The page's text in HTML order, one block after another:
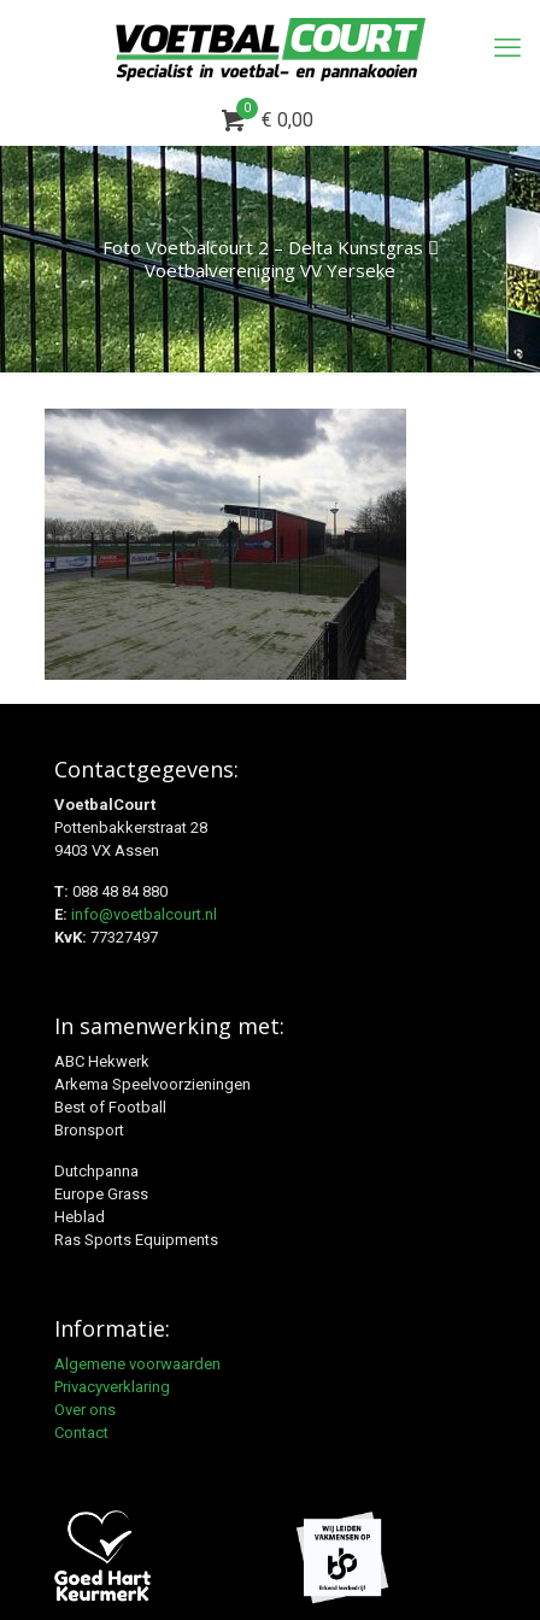
0
€ 0,00
Foto Voetbalcourt 2 – Delta Kunstgras 
Voetbalvereniging VV Yerseke
Contactgegevens:
VoetbalCourt
Pottenbakkerstraat 28
9403 VX Assen
T: 088 48 84 880
E: info@voetbalcourt.nl
KvK: 77327497
In samenwerking met:
ABC Hekwerk
Arkema Speelvoorzieningen
Best of Football
Bronsport
Dutchpanna
Europe Grass
Heblad
Ras Sports Equipments
Informatie:
Algemene voorwaarden
Privacyverklaring
Over ons
Contact